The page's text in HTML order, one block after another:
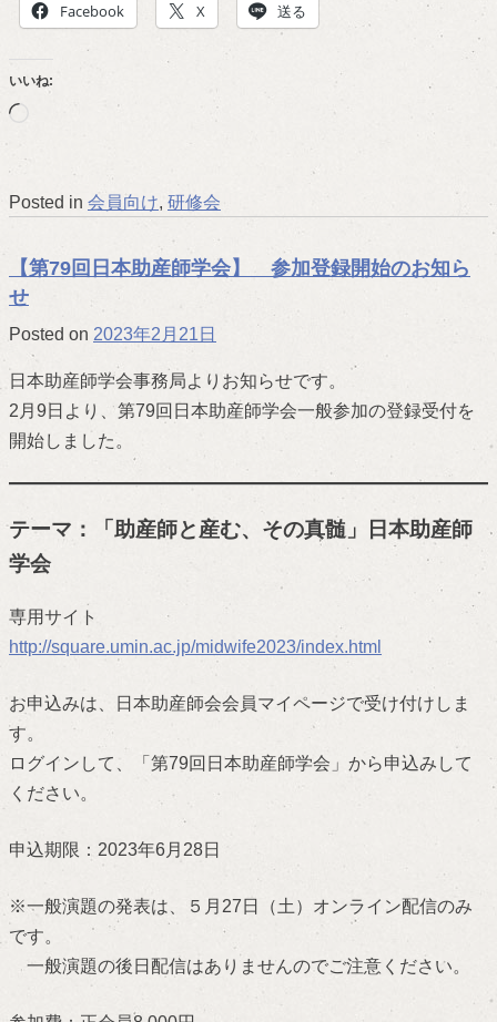
Facebook X 送る
いいね:
読
み
Posted in 会員向け, 研修会
【第79回日本助産師学会】 参加登録開始のお知ら
せ
Posted on 2023年2月21日
日本助産師学会事務局よりお知らせです。
2月9日より、第79回日本助産師学会一般参加の登録受付を
開始しました。
テーマ：「助産師と産む、その真髄」日本助産師
学会
専用サイト
http://square.umin.ac.jp/midwife2023/index.html
お申込みは、日本助産師会会員マイページで受け付けしま
す。
ログインして、「第79回日本助産師学会」から申込みして
ください。
申込期限：2023年6月28日
※一般演題の発表は、５月27日（土）オンライン配信のみ
です。
一般演題の後日配信はありませんのでご注意ください。